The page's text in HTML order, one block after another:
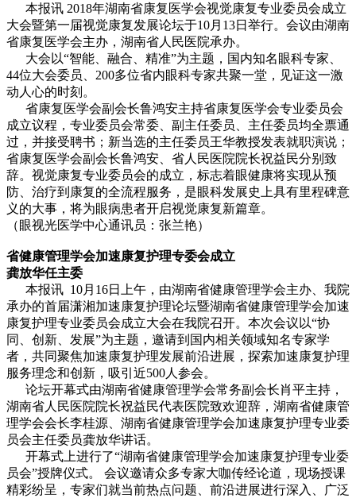
本报讯 2018年湖南省康复医学会视觉康复专业委员会成立
大会暨第一届视觉康复发展论坛于10月13日举行。会议由湖南
省康复医学会主办，湖南省人民医院承办。
大会以“智能、融合、精准”为主题，国内知名眼科专家、
44位大会委员、200多位省内眼科专家共聚一堂，见证这一激
动人心的时刻。
省康复医学会副会长鲁鸿安主持省康复医学会专业委员会
成立议程，专业委员会常委、副主任委员、主任委员均全票通
过，并接受聘书；新当选的主任委员王华教授发表就职演说；
省康复医学会副会长鲁鸿安、省人民医院院长祝益民分别致
辞。视觉康复专业委员会的成立，标志着眼健康将实现从预
防、治疗到康复的全流程服务，是眼科发展史上具有里程碑意
义的大事，将为眼病患者开启视觉康复新篇章。
（眼视光医学中心通讯员：张兰艳）
省健康管理学会加速康复护理专委会成立
龚放华任主委
本报讯 10月16日上午，由湖南省健康管理学会主办、我院
承办的首届潇湘加速康复护理论坛暨湖南省健康管理学会加速
康复护理专业委员会成立大会在我院召开。本次会议以“协
同、创新、发展”为主题，邀请到国内相关领域知名专家学
者，共同聚焦加速康复护理发展前沿进展，探索加速康复护理
服务理念和创新，吸引近500人参会。
论坛开幕式由湖南省健康管理学会常务副会长肖平主持，
湖南省人民医院院长祝益民代表医院致欢迎辞，湖南省健康管
理学会会长李桂源、湖南省健康管理学会加速康复护理专业委
员会主任委员龚放华讲话。
开幕式上进行了“湖南省健康管理学会加速康复护理专业委
员会”授牌仪式。 会议邀请众多专家大咖传经论道，现场授课
精彩纷呈，专家们就当前热点问题、前沿进展进行深入、广泛